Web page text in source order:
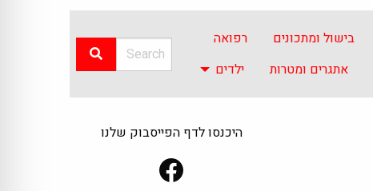
בישול ומתכונים
רפואה
אתגרים ומטרות ילדים
היכנסו לדף הפייסבוק שלנו
Facebook